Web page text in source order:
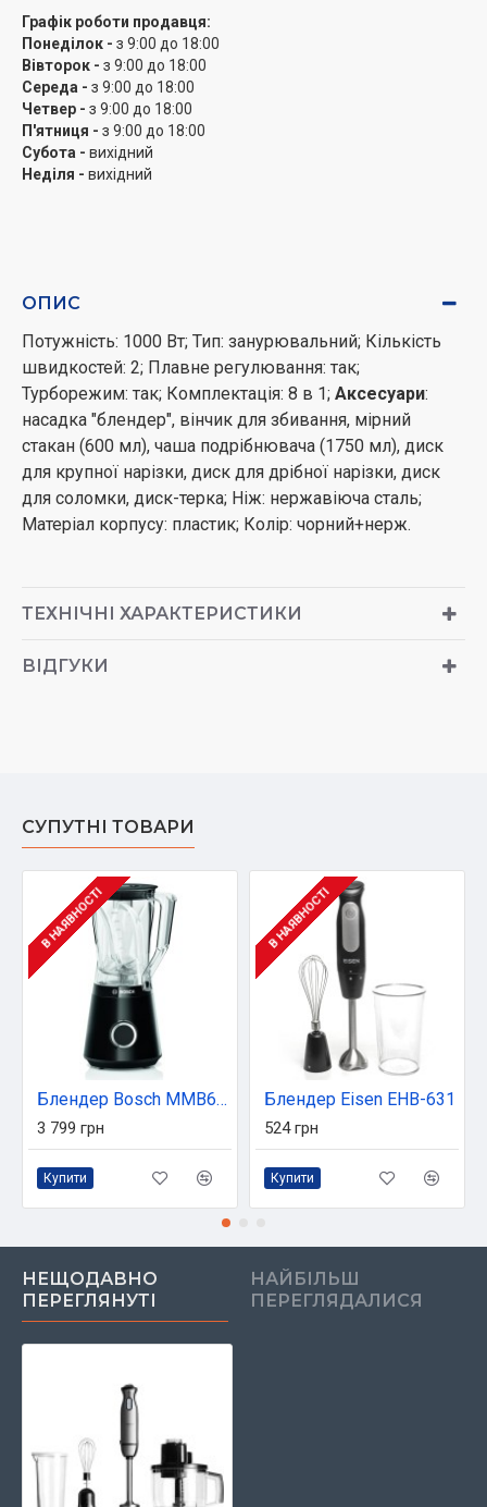
Графік роботи продавця:
Понеділок - з 9:00 до 18:00
Вівторок - з 9:00 до 18:00
Середа - з 9:00 до 18:00
Четвер - з 9:00 до 18:00
П'ятниця - з 9:00 до 18:00
Субота - вихідний
Неділя - вихідний
ОПИС
Потужність: 1000 Вт; Тип: занурювальний; Кількість
швидкостей: 2; Плавне регулювання: так;
Турборежим: так; Комплектація: 8 в 1; Аксесуари:
насадка "блендер", вінчик для збивання, мірний
стакан (600 мл), чаша подрібнювача (1750 мл), диск
для крупної нарізки, диск для дрібної нарізки, диск
для соломки, диск-терка; Ніж: нержавіюча сталь;
Матеріал корпусу: пластик; Колір: чорний+нерж.
ТЕХНІЧНІ ХАРАКТЕРИСТИКИ
ВІДГУКИ
СУПУТНІ ТОВАРИ
В НАЯВНОСТІ
Блендер Bosch MMB6141B
3 799 грн
Купити
В НАЯВНОСТІ
Блендер Eisen EHB-631
524 грн
Купити
НЕЩОДАВНО
ПЕРЕГЛЯНУТІ
НАЙБІЛЬШ
ПЕРЕГЛЯДАЛИСЯ